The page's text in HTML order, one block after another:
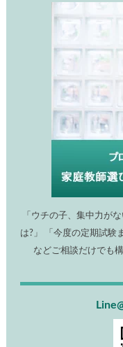
「ウチの子、集中力が
は?」 「今度の定期試験
などご相談だけでも